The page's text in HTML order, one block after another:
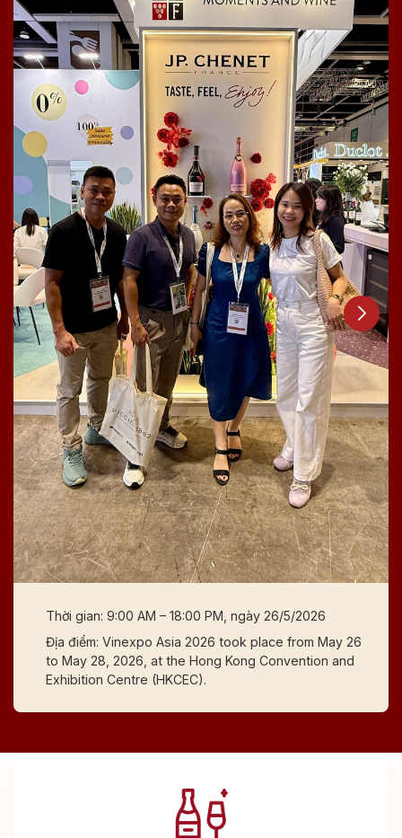
Thời gian: 9:00 AM – 18:00 PM, ngày 26/5/2026
Địa điểm: Vinexpo Asia 2026 took place from May 26
to May 28, 2026, at the Hong Kong Convention and
Exhibition Centre (HKCEC).